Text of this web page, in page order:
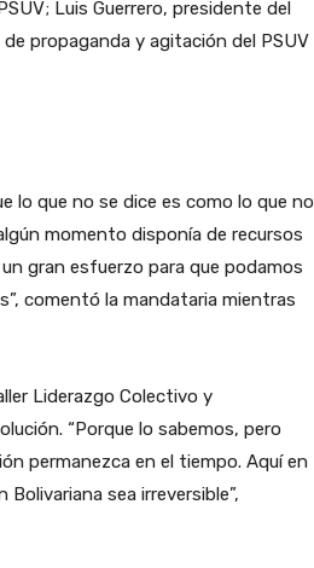
Luis Guerrero, presidente del
propaganda y agitación del PSUV
lo que no se dice es como lo que no
momento disponía de recursos
gran esfuerzo para que podamos
comentó la mandataria mientras
Liderazgo Colectivo y
“Porque lo sabemos, pero
permanezca en el tiempo. Aquí en
sea irreversible”,